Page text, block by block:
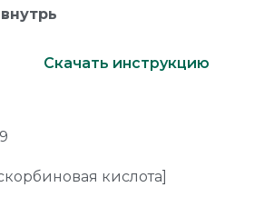
внутрь
Скачать инструкцию
кислота]